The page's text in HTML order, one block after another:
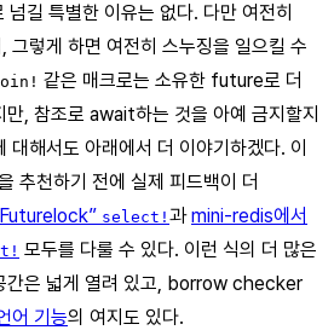
넘길 특별한 이유는 없다. 다만 여전히
그렇게 하면 여전히 스누징을 일으킬 수
같은 매크로는 소유한 future로 더
, 참조로 await하는 것을 아예 금지할지
대해서도 아래에서 더 이야기하겠다. 이
추천하기 전에 실제 피드백이 더
select! 과mini-redis에서
모두를 다룰 수 있다. 이런 식의 더 많은
간은 넓게 열려 있고, borrow checker
어 기능의 여지도 있다.